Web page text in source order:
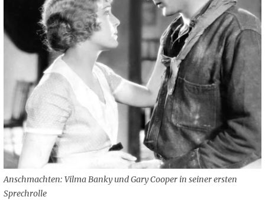
Anschmachten: Vilma Banky und Gary Cooper in seiner ersten
Sprechrolle